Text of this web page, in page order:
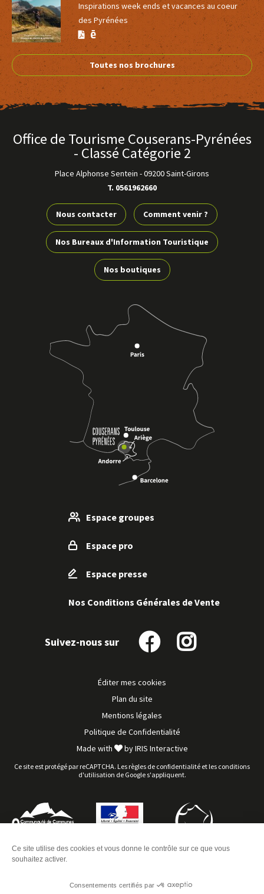
Inspirations week ends et vacances au coeur
des Pyrénées
Version
PDF
Version
Calaméo
Toutes nos brochures
Office de Tourisme Couserans-Pyrénées
- Classé Catégorie 2
Place Alphonse Sentein -09200 Saint-Girons
T. 0561962660
Nous contacter Comment venir ?
Nos Bureaux d'Information Touristique
Nos boutiques
Espace groupes
Espace pro
Espace presse
Nos Conditions Générales de Vente
Suivez-nous sur
Suivez-
Suivez-
Éditer mes cookies
Plan du site
Mentions légales
Politique de Confidentialité
Made with
byIRIS Interactive
Ce site est protégé par reCAPTCHA. Les règles de confidentialité et les conditions
d'utilisation de Google s'appliquent.
Ce site utilise des cookies et vous donne le contrôle sur ce que vous
souhaitez activer.
Consentements certifiés par